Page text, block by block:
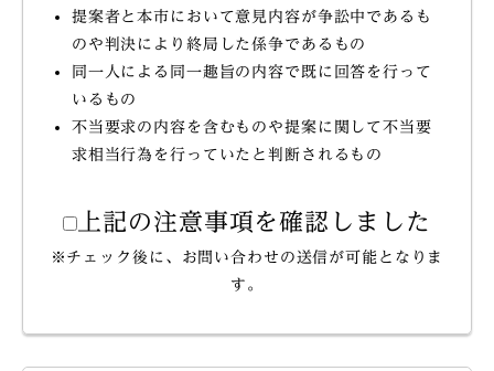
提案者と本市において意見内容が争訟中であるも
のや判決により終局した係争であるもの
同一人による同一趣旨の内容で既に回答を行って
いるもの
不当要求の内容を含むものや提案に関して不当要
求相当行為を行っていたと判断されるもの
上記の注意事項を確認しました
※チェック後に、お問い合わせの送信が可能となりま
す。